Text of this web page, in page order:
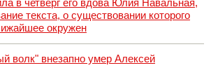
в четверг его вдова Юлия Навальная,
текста, о существовании которого
окружен
волк" внезапно умер Алексей